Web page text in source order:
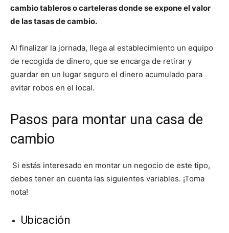
cambio tableros o carteleras donde se expone el valor
de las tasas de cambio.
Al finalizar la jornada, llega al establecimiento un equipo
de recogida de dinero, que se encarga de retirar y
guardar en un lugar seguro el dinero acumulado para
evitar robos en el local.
Pasos para montar una casa de
cambio
Si estás interesado en montar un negocio de este tipo,
debes tener en cuenta las siguientes variables. ¡Toma
nota!
Ubicación